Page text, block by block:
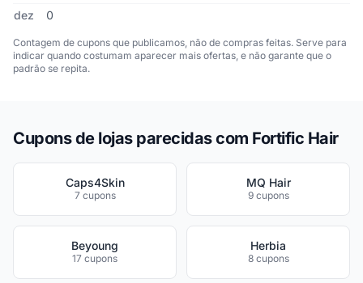
dez
0
Contagem de cupons que publicamos, não de compras feitas. Serve para
indicar quando costumam aparecer mais ofertas, e não garante que o
padrão se repita.
Cupons de lojas parecidas com Fortific Hair
Caps4Skin
7 cupons
MQ Hair
9 cupons
Beyoung
17 cupons
Herbia
8 cupons